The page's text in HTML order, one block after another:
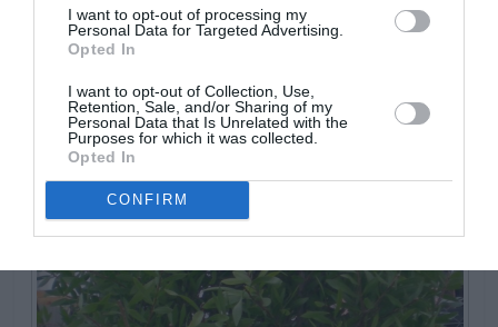
I want to opt-out of processing my
Personal Data for Targeted Advertising.
Opted In
I want to opt-out of Collection, Use,
Retention, Sale, and/or Sharing of my
Personal Data that Is Unrelated with the
Purposes for which it was collected.
Opted In
CONFIRM
podamos después de la floración de primavera,
conseguiremos una mejor floración en otoño.